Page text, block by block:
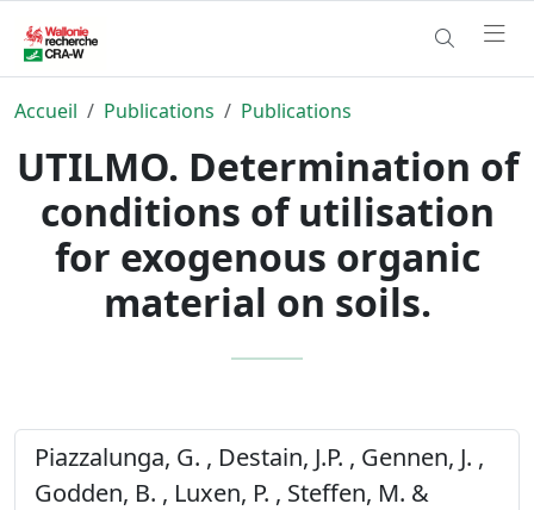
Accueil Publications Publications
UTILMO. Determination of
conditions of utilisation
for exogenous organic
material on soils.
Piazzalunga, G. , Destain, J.P. , Gennen, J. ,
Godden, B. , Luxen, P. , Steffen, M. &